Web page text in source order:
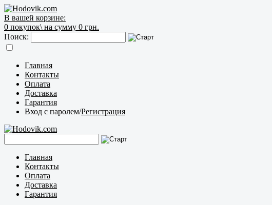
В вашей корзине:
0 покупок\ на сумму 0 грн.
Поиск:
Главная
Контакты
Оплата
Доставка
Гарантия
Вход с паролем/Регистрация
Главная
Контакты
Оплата
Доставка
Гарантия